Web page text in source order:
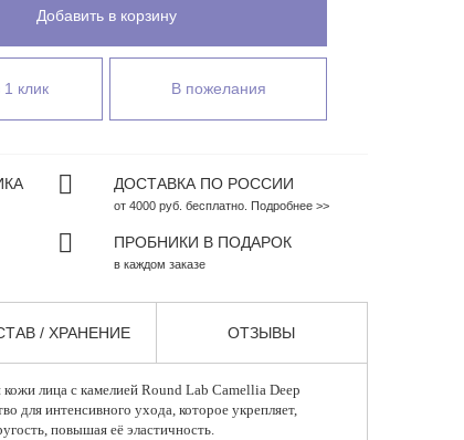
Добавить в корзину
1 клик В пожелания
ДОСТАВКА ПО РОССИИ
от 4000 руб. бесплатно. Подробнее >>
ПРОБНИКИ В ПОДАРОК
в каждом заказе
/ ХРАНЕНИЕ ОТЗЫВЫ
лица с камелиейRound Lab Camellia Deep
для интенсивного ухода, которое укрепляет,
повышая её эластичность.